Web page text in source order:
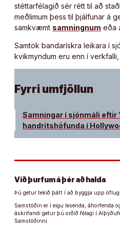
stéttarfélagið sér rétt til að
meðlimum þess til þjálfunar á
samkvæmt samningnum eða
Samtök bandarískra leikara í
kvikmyndum eru enn í verkfalli,
Fyrri umfjöllun
Samningar í sjónmáli eftir
handritshöfunda í
Við þurfum á þér að halda
Þú getur tekið þátt í að byggja upp
Samstöðin er í eigu lesenda, áhorfenda
áskrifandi getur þú orðið félagi í
Samstöðinni.